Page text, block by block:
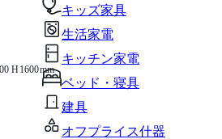
キッズ家具
生活家電
キッチン家電
ベッド・寝具
建具
オフプライス什器
H1600mm